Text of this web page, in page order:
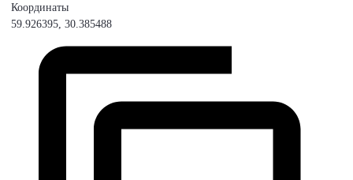
Координаты
59.926395, 30.385488